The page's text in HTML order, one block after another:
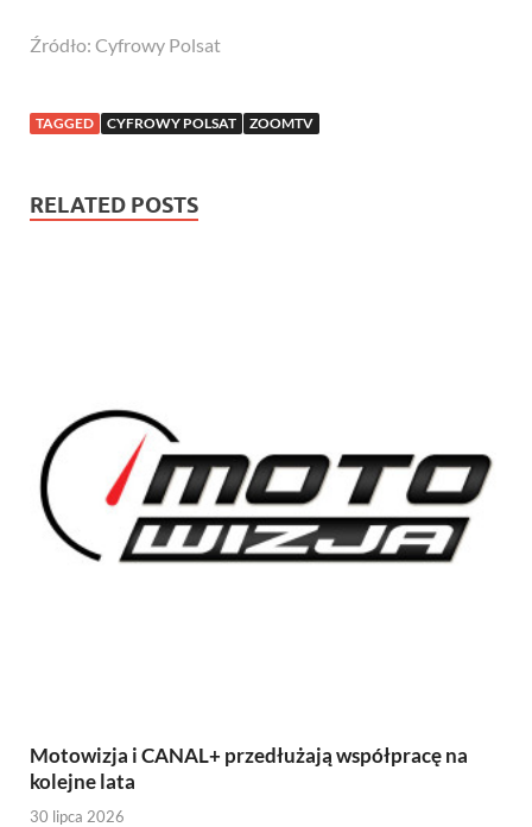
Źródło: Cyfrowy Polsat
TAGGED CYFROWY POLSAT ZOOMTV
RELATED POSTS
Motowizja i CANAL+ przedłużają współpracę na
kolejne lata
30 lipca 2026